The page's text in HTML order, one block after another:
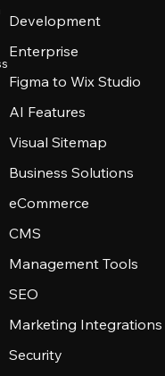
Development
Enterprise
Figma to Wix Studio
AI Features
Visual Sitemap
Business Solutions
eCommerce
CMS
Management Tools
SEO
Marketing Integrations
Security